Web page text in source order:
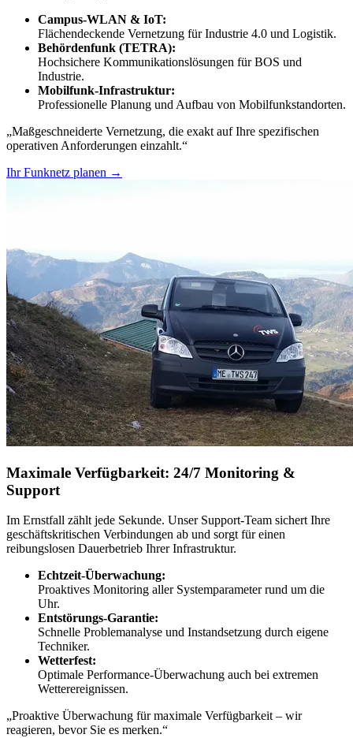
Campus-WLAN & IoT:
Flächendeckende Vernetzung für Industrie 4.0 und Logistik.
Behördenfunk (TETRA):
Hochsichere Kommunikationslösungen für BOS und
Industrie.
Mobilfunk-Infrastruktur:
Professionelle Planung und Aufbau von Mobilfunkstandorten.
„Maßgeschneiderte Vernetzung, die exakt auf Ihre spezifischen
operativen Anforderungen einzahlt.“
Ihr Funknetz planen →
Maximale Verfügbarkeit: 24/7 Monitoring &
Support
Im Ernstfall zählt jede Sekunde. Unser Support-Team sichert Ihre
geschäftskritischen Verbindungen ab und sorgt für einen
reibungslosen Dauerbetrieb Ihrer Infrastruktur.
Echtzeit-Überwachung:
Proaktives Monitoring aller Systemparameter rund um die
Uhr.
Entstörungs-Garantie:
Schnelle Problemanalyse und Instandsetzung durch eigene
Techniker.
Wetterfest:
Optimale Performance-Überwachung auch bei extremen
Wetterereignissen.
„Proaktive Überwachung für maximale Verfügbarkeit – wir
reagieren, bevor Sie es merken.“